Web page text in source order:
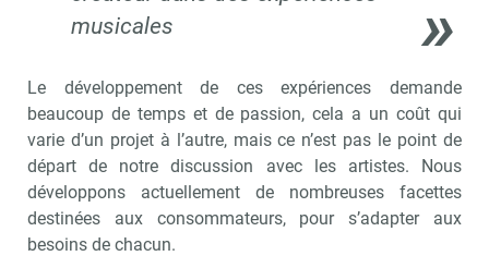
musicales
Le développement de ces expériences demande
beaucoup de temps et de passion, cela a un coût qui
varie d’un projet à l’autre, mais ce n’est pas le point de
départ de notre discussion avec les artistes. Nous
développons actuellement de nombreuses facettes
destinées aux consommateurs, pour s’adapter aux
besoins de chacun.